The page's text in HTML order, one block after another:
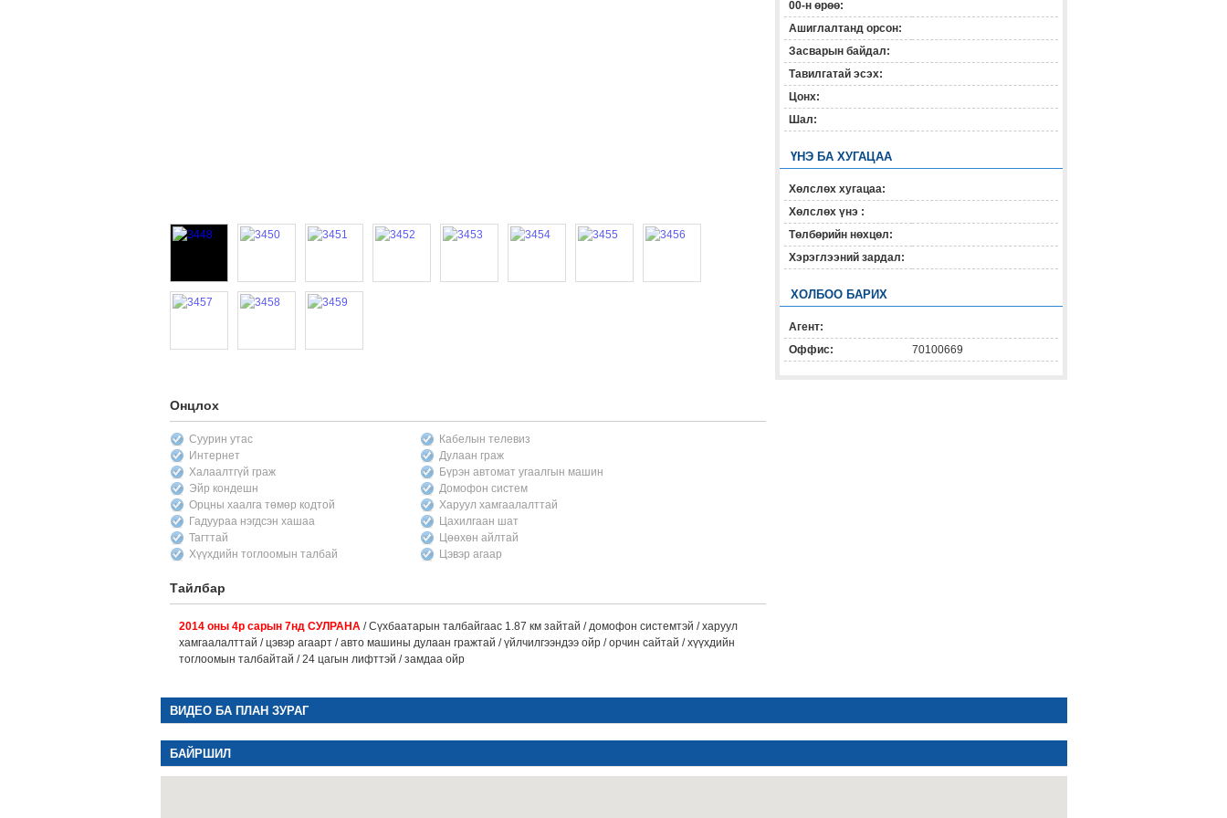
Онцлох
Суурин утас
Кабелын телевиз
Интернет
Дулаан граж
Халаалтгүй граж
Бүрэн автомат угаалгын машин
Эйр кондешн
Домофон систем
Орцны хаалга төмөр кодтой
Харуул хамгаалалттай
Гадуураа нэгдсэн хашаа
Цахилгаан шат
Тагттай
Цөөхөн айлтай
Хүүхдийн тоглоомын талбай
Цэвэр агаар
Тайлбар
2014 оны 4р сарын 7нд СУЛРАНА/ Сүхбаатарын талбайгаас 1.87 км зайтай / домофон системтэй / харуул
хамгаалалттай / цэвэр агаарт / авто машины дулаан гражтай / үйлчилгээндээ ойр / орчин сайтай / хүүхдийн
тоглоомын талбайтай / 24 цагын лифттэй / замдаа ойр
00-н өрөө:
Ашиглалтанд орсон:
Засварын байдал:
Тавилгатай эсэх:
Цонх:
Шал:
ҮНЭ БА ХУГАЦАА
Хөлслөх хугацаа:
Хөлслөх үнэ :
Төлбөрийн нөхцөл:
Хэрэглээний зардал:
ХОЛБОО БАРИХ
Агент:
Оффис:
70100669
ВИДЕО БА ПЛАН ЗУРАГ
БАЙРШИЛ